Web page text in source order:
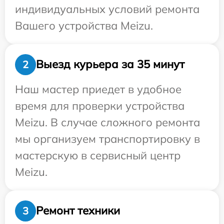
индивидуальных условий ремонта
Вашего устройства Meizu.
2
Выезд курьера за 35 минут
Наш мастер приедет в удобное
время для проверки устройства
Meizu. В случае сложного ремонта
мы организуем транспортировку в
мастерскую в сервисный центр
Meizu.
3 Ремонт техники